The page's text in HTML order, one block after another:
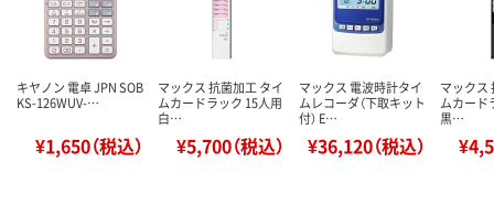
キヤノン 電卓 JPN SOB
KS-126WUV-…
¥1,650（税込）
マックス 抗菌加工 タイ
ムカードラック 15人用
白…
¥5,700（税込）
マックス 電波時計タイ
ムレコーダ（下取キット
付） E…
¥36,120（税込）
マックス
ムカード
黒…